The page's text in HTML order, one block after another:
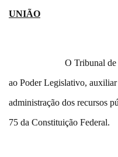
UNIÃO
O Tribunal de
ao Poder Legislativo,
administração dos recursos
75 da Constituição Federal.